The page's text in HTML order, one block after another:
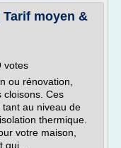
moyen &
votes
ou rénovation,
cloisons. Ces
au niveau de
thermique.
votre maison,